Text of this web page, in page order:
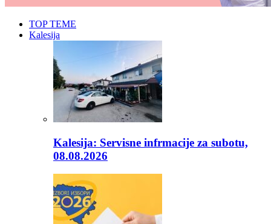
TOP TEME
Kalesija
Kalesija: Servisne infrmacije za subotu,
08.08.2026